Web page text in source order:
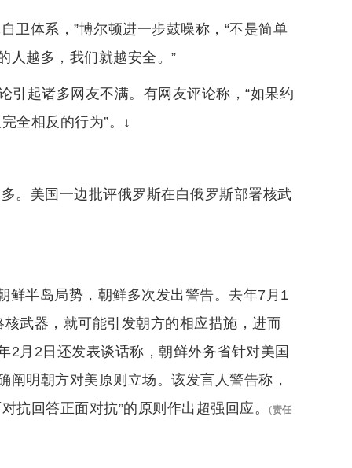
卫体系，”博尔顿进一步鼓噪称，“不是简单
人越多，我们就越安全。”
引起诸多网友不满。有网友评论称，“如果约
全相反的行为”。↓
。美国一边批评俄罗斯在白俄罗斯部署核武
鲜半岛局势，朝鲜多次发出警告。去年7月1
武器，就可能引发朝方的相应措施，进而
2月2日还发表谈话称，朝鲜外务省针对美国
明朝方对美原则立场。该发言人警告称，
抗回答正面对抗”的原则作出超强回应。
(责任